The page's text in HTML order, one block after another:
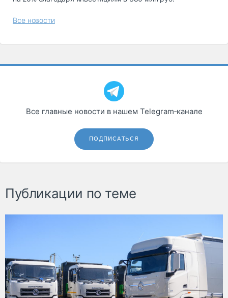
Все новости
Все главные новости в нашем Telegram‑канале
ПОДПИСАТЬСЯ
Публикации по теме